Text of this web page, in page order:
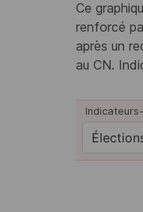
Ce
renforcé
après un
au CN.